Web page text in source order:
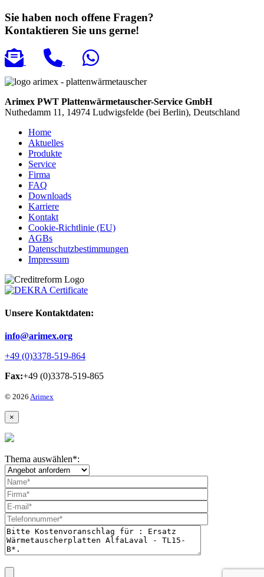
Sie haben noch offene Fragen?
Kontaktieren Sie uns gerne!
Arimex PWT Plattenwärmetauscher-Service GmbH
Nuthedamm 11, 14974 Ludwigsfelde (bei Berlin), Deutschland
Home
Aktuelles
Produkte
Service
Firma
FAQ
Downloads
Karriere
Kontakt
Cookie-Richtlinie (EU)
AGBs
Datenschutzbestimmungen
Impressum
Unsere Kontaktdaten:
info@arimex.org
+49 (0)3378-519-864
Fax:+49 (0)3378-519-865
© 2026 Arimex
×
Thema auswählen*: